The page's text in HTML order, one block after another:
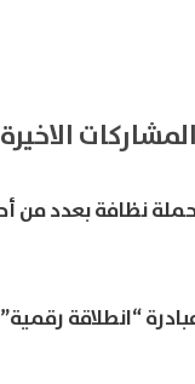
المشاركات الاخيرة
نظافة بعدد من
“انطلاقة